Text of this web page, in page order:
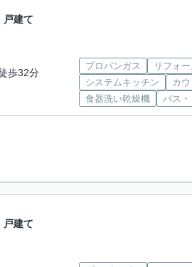
建て
歩32分
プロパンガス
リフォ
システムキッチン
カ
食器洗い乾燥機
バス・
建て